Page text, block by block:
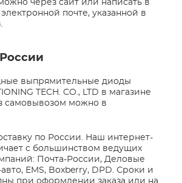
через сайт или написать в
почте, указанной в
выпрямительные диоды
TECH. CO., LTD в магазине
самовывозом можно в
по России. Наш интернет-
с большинством ведущих
Почта-России, Деловые
EMS, Boxberry, DPD. Сроки и
при оформлении заказа или на